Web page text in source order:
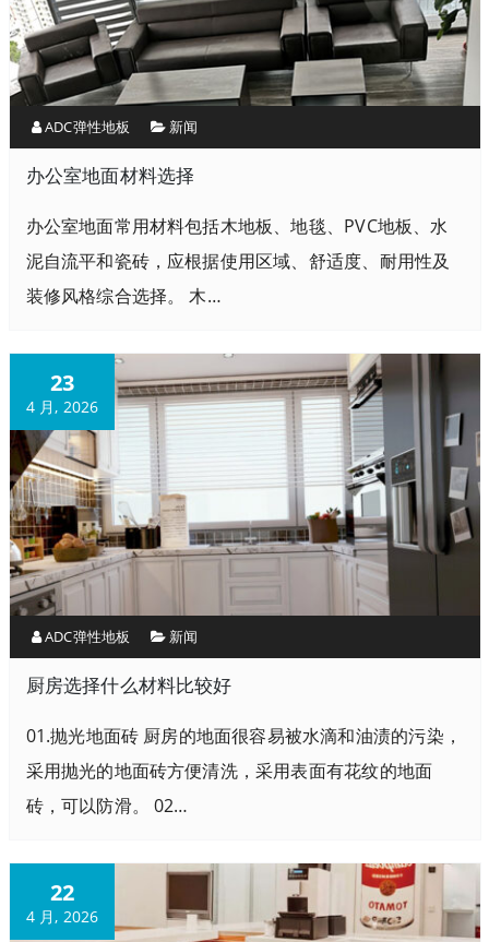
ADC弹性地板 新闻
办公室地面材料选择
办公室地面常用材料包括木地板、地毯、PVC地板、水
泥自流平和瓷砖，应根据使用区域、舒适度、耐用性及
装修风格综合选择。 木…
23
4 月, 2026
ADC弹性地板 新闻
厨房选择什么材料比较好
01.抛光地面砖 厨房的地面很容易被水滴和油渍的污染，
采用抛光的地面砖方便清洗，采用表面有花纹的地面
砖，可以防滑。 02…
22
4 月, 2026